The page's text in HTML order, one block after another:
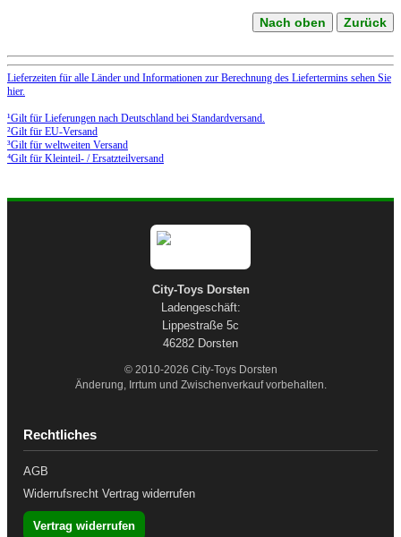
Nach oben Zurück
Lieferzeiten für alle Länder und Informationen zur Berechnung des Liefertermins sehen Sie
hier.
¹Gilt für Lieferungen nach Deutschland bei Standardversand.
²Gilt für EU-Versand
³Gilt für weltweiten Versand
⁴Gilt für Kleinteil- / Ersatzteilversand
City-Toys Dorsten
Ladengeschäft:
Lippestraße 5c
46282 Dorsten
© 2010-2026 City-Toys Dorsten
Änderung, Irrtum und Zwischenverkauf vorbehalten.
Rechtliches
AGB
Widerrufsrecht Vertrag widerrufen
Vertrag widerrufen